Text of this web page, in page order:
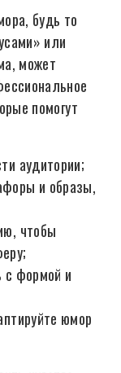
будь то
или
может
помогут
аудитории;
и образы,
чтобы
с формой и
юмор